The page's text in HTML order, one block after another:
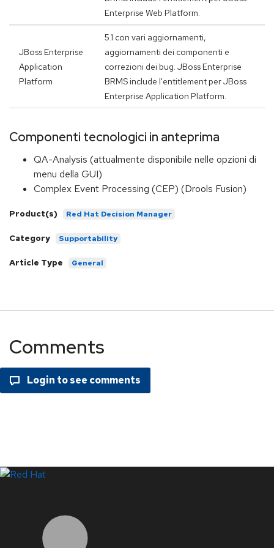
Enterprise Web Platform.
JBoss Enterprise
Application
Platform
5.1 con vari aggiornamenti,
aggiornamenti dei componenti e
correzioni dei bug. JBoss Enterprise
BRMS include l'entitlement per JBoss
Enterprise Application Platform.
Componenti tecnologici in anteprima
QA-Analysis (attualmente disponibile nelle opzioni di
menu della GUI)
Complex Event Processing (CEP) (Drools Fusion)
Product(s) Red Hat Decision Manager
Category Supportability
Article Type General
Comments